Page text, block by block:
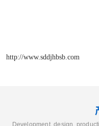
http://www.sddjhbsb.com
Development, design,